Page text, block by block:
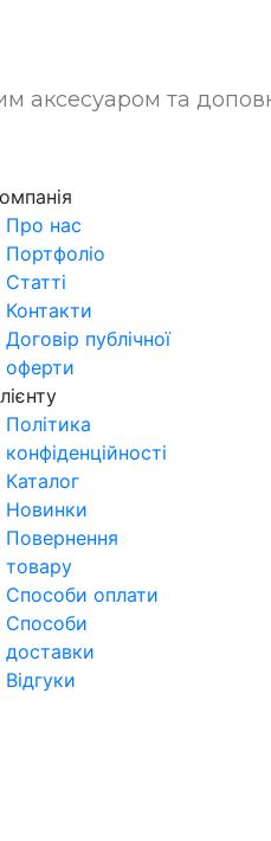
та
Про нас
Портфоліо
Статті
Контакти
Договір публічної
оферти
Політика
конфіденційності
Каталог
Новинки
Повернення
товару
Способи оплати
Способи
доставки
Відгуки